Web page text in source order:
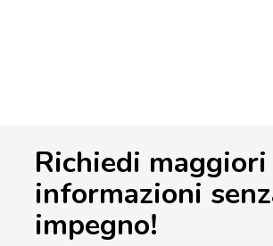
Richiedi maggiori
informazioni
impegno!